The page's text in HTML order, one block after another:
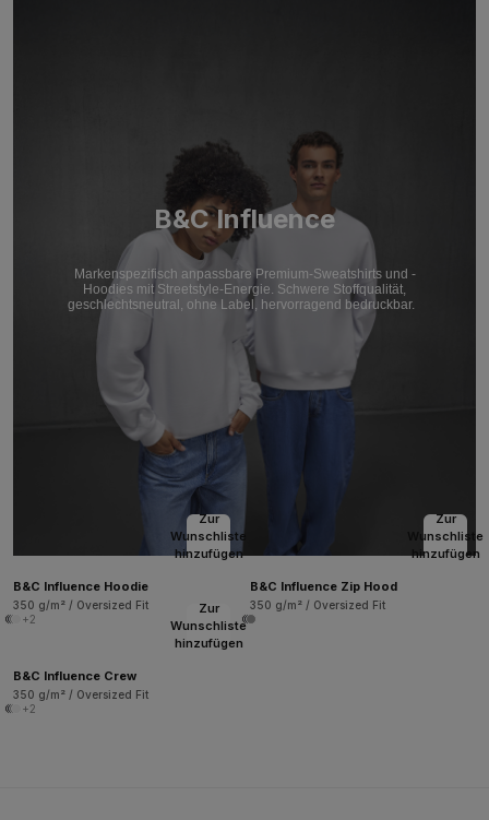
B&C Influence
Markenspezifisch anpassbare Premium-Sweatshirts und -
Hoodies mit Streetstyle-Energie. Schwere Stoffqualität,
geschlechtsneutral, ohne Label, hervorragend bedruckbar.
Zur
Wunschliste
hinzufügen
B&C Influence Hoodie
350 g/m² / Oversized Fit
+2
Zur
Wunschliste
hinzufügen
B&C Influence Zip Hood
350 g/m² / Oversized Fit
Zur
Wunschliste
hinzufügen
B&C Influence Crew
350 g/m² / Oversized Fit
+2